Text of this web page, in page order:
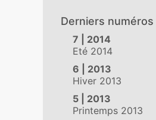
Derniers numéros
7 | 2014
Eté 2014
6 | 2013
Hiver 2013
5 | 2013
Printemps 2013